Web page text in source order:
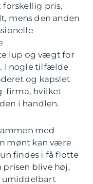
forskellig pris,
mens den anden
lup og vægt for
I nogle tilfælde
og kapslet
firma, hvilket
i handlen.
med
mønt kan være
findes i få flotte
prisen blive høj,
umiddelbart